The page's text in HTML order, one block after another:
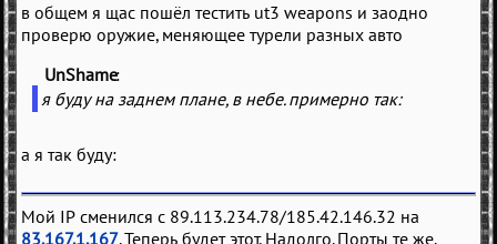
в общем я щас пошёл тестить ut3 weapons и заодно
проверю оружие, меняющее турели разных авто
UnShame
я буду на заднем плане, в небе. примерно так:
а я так буду:
Мой IP сменился с 89.113.234.78/185.42.146.32 на
83.167.1.167. Теперь будет этот. Надолго. Порты те же.